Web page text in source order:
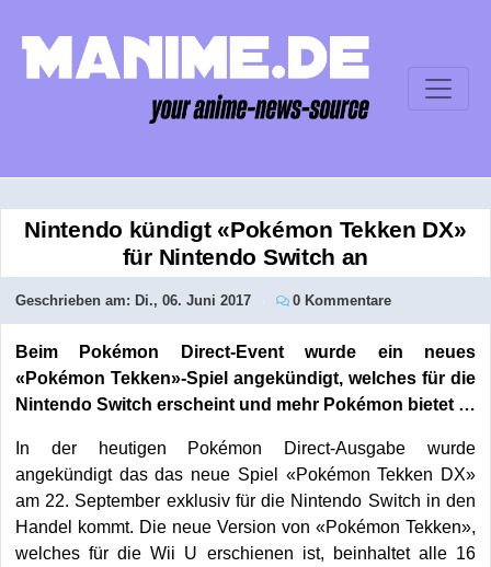
Nintendo kündigt «Pokémon Tekken DX»
für Nintendo Switch an
Geschrieben am: Di., 06. Juni 2017 0 Kommentare
Beim Pokémon Direct-Event wurde ein neues
«Pokémon Tekken»-Spiel angekündigt, welches für die
Nintendo Switch erscheint und mehr Pokémon bietet …
In der heutigen Pokémon Direct-Ausgabe wurde
angekündigt das das neue Spiel «Pokémon Tekken DX»
am 22. September exklusiv für die Nintendo Switch in den
Handel kommt. Die neue Version von «Pokémon Tekken»,
welches für die Wii U erschienen ist, beinhaltet alle 16